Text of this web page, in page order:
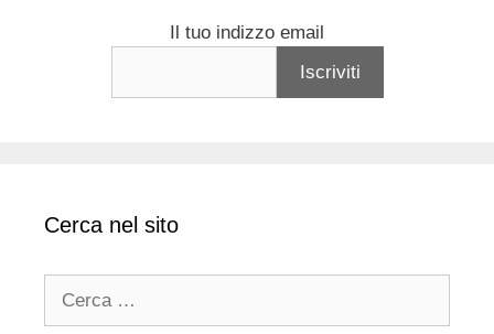
Il tuo indizzo email
Cerca nel sito